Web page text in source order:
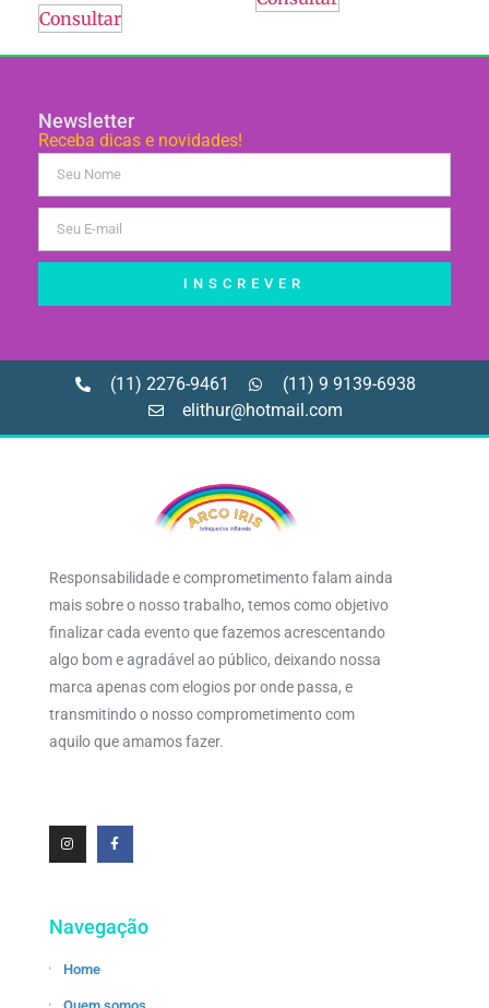
Consultar
Newsletter
Receba dicas e novidades!
INSCREVER
(11) 2276-9461
(11) 9 9139-6938
elithur@hotmail.com
Responsabilidade e comprometimento falam ainda
mais sobre o nosso trabalho, temos como objetivo
finalizar cada evento que fazemos acrescentando
algo bom e agradável ao público, deixando nossa
marca apenas com elogios por onde passa, e
transmitindo o nosso comprometimento com
aquilo que amamos fazer.
Navegação
Home